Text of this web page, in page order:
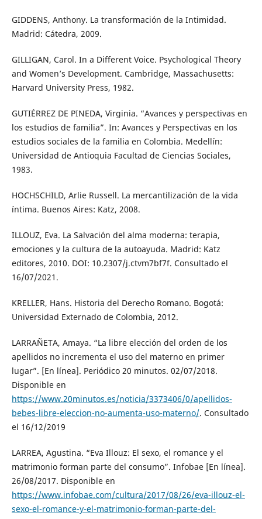
GIDDENS, Anthony. La transformación de la Intimidad.
Madrid: Cátedra, 2009.
GILLIGAN, Carol. In a Different Voice. Psychological Theory
and Women’s Development. Cambridge, Massachusetts:
Harvard University Press, 1982.
GUTIÉRREZ DE PINEDA, Virginia. “Avances y perspectivas en
los estudios de familia”. In: Avances y Perspectivas en los
estudios sociales de la familia en Colombia. Medellín:
Universidad de Antioquia Facultad de Ciencias Sociales,
1983.
HOCHSCHILD, Arlie Russell. La mercantilización de la vida
íntima. Buenos Aires: Katz, 2008.
ILLOUZ, Eva. La Salvación del alma moderna: terapia,
emociones y la cultura de la autoayuda. Madrid: Katz
editores, 2010. DOI: 10.2307/j.ctvm7bf7f. Consultado el
16/07/2021.
KRELLER, Hans. Historia del Derecho Romano. Bogotá:
Universidad Externado de Colombia, 2012.
LARRAÑETA, Amaya. “La libre elección del orden de los
apellidos no incrementa el uso del materno en primer
lugar”. [En línea]. Periódico 20 minutos. 02/07/2018.
Disponible en
https://www.20minutos.es/noticia/3373406/0/apellidos-
bebes-libre-eleccion-no-aumenta-uso-materno/. Consultado
el 16/12/2019
LARREA, Agustina. “Eva Illouz: El sexo, el romance y el
matrimonio forman parte del consumo”. Infobae [En línea].
26/08/2017. Disponible en
https://www.infobae.com/cultura/2017/08/26/eva-illouz-el-
sexo-el-romance-y-el-matrimonio-forman-parte-del-